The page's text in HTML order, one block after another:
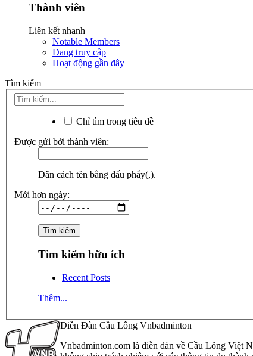
Thành viên
Liên kết nhanh
Notable Members
Đang truy cập
Hoạt động gần đây
Tìm kiếm
Chỉ tìm trong tiêu đề
Được gửi bởi thành viên:
Dãn cách tên bằng dấu phẩy(,).
Mới hơn ngày:
Tìm kiếm hữu ích
Recent Posts
Thêm...
Diễn Đàn Cầu Lông Vnbadminton
Vnbadminton.com là diễn đàn về Cầu Lông Việt